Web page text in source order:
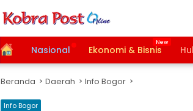
HomeNasional Ekonomi & Bisnis
Beranda Daerah Info Bogor
Info Bogor